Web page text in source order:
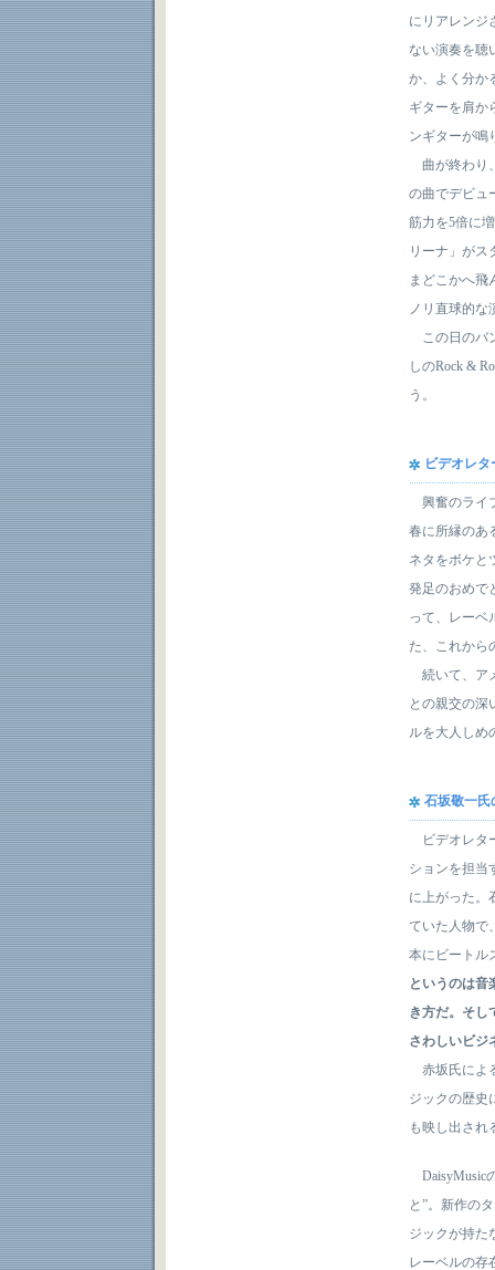
にリアレンジ
ない演奏を聴
か、よく分か
ギターを肩か
ンギターが鳴
曲が終わり
の曲でデビュ
筋力を5倍に
リーナ」がス
まどこかへ飛
ノリ直球的な
この日のバ
しのRock &
う。
ビデオレ
興奮のライ
春に所縁のあ
ネタをボケと
発足のおめで
って、レーベ
た、これから
続いて、ア
との親交の深
ルを大人しめ
石坂敬一氏
ビデオレタ
ションを担当
に上がった。
ていた人物で
本にビートル
というのは音
き方だ。そし
さわしいビジ
赤坂氏によ
ジックの歴史
も映し出され
DaisyMusic
と”。新作の
ジックが持た
レーベルの存